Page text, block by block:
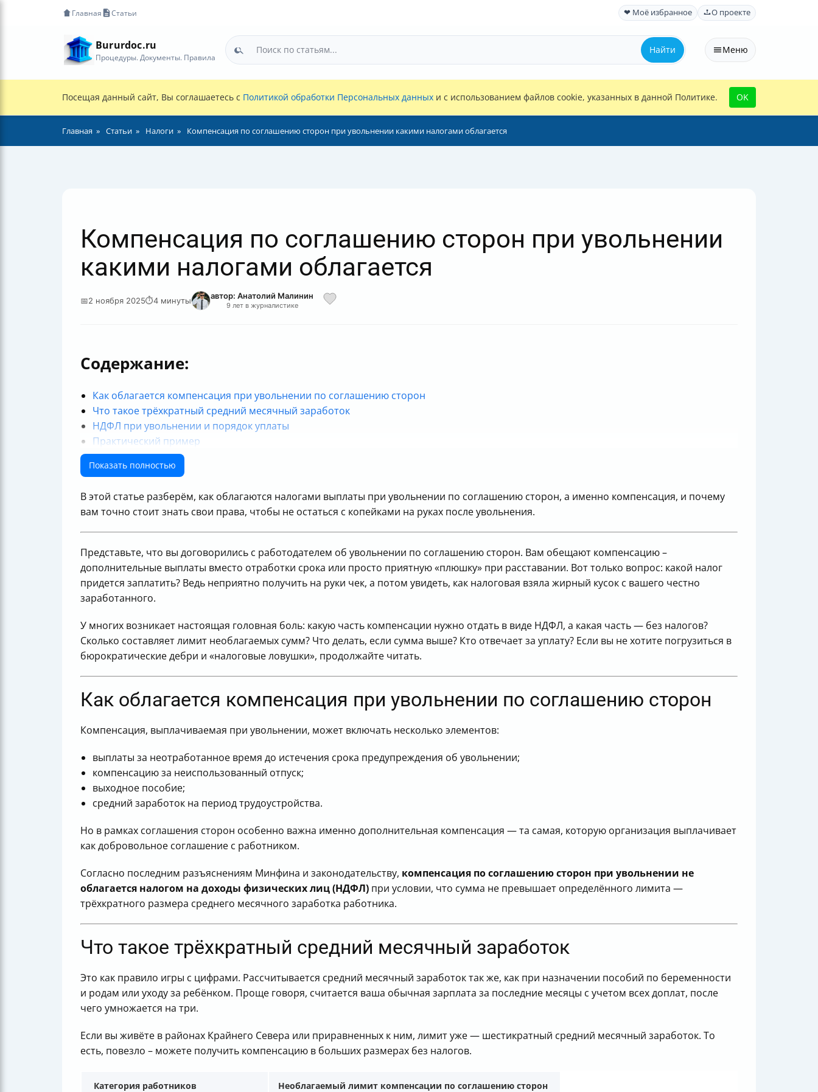
Главная Статьи ❤ Моё избранное О проекте
Bururdoc.ru
Процедуры. Документы. Правила
Найти Меню
Посещая данный сайт, Вы соглашаетесь с Политикой обработки Персональных данных и с использованием файлов cookie, указанных в данной Политике. OK
Главная Статьи Налоги Компенсация по соглашению сторон при увольнении какими налогами облагается
Компенсация по соглашению сторон при увольнении
какими налогами облагается
📅2 ноября 2025⏱4 минуты автор: Анатолий Малинин
9 лет в журналистике
Содержание:
Как облагается компенсация при увольнении по соглашению сторон
Что такое трёхкратный средний месячный заработок
НДФЛ при увольнении и порядок уплаты
Практический пример
Что делать, чтобы не попасть в ловушку
Почему это важно знать каждому работнику
Показать полностью
В этой статье разберём, как облагаются налогами выплаты при увольнении по соглашению сторон, а именно компенсация, и почему
вам точно стоит знать свои права, чтобы не остаться с копейками на руках после увольнения.
Представьте, что вы договорились с работодателем об увольнении по соглашению сторон. Вам обещают компенсацию –
дополнительные выплаты вместо отработки срока или просто приятную «плюшку» при расставании. Вот только вопрос: какой налог
придется заплатить? Ведь неприятно получить на руки чек, а потом увидеть, как налоговая взяла жирный кусок с вашего честно
заработанного.
У многих возникает настоящая головная боль: какую часть компенсации нужно отдать в виде НДФЛ, а какая часть — без налогов?
Сколько составляет лимит необлагаемых сумм? Что делать, если сумма выше? Кто отвечает за уплату? Если вы не хотите погрузиться в
бюрократические дебри и «налоговые ловушки», продолжайте читать.
Как облагается компенсация при увольнении по соглашению сторон
Компенсация, выплачиваемая при увольнении, может включать несколько элементов:
выплаты за неотработанное время до истечения срока предупреждения об увольнении;
компенсацию за неиспользованный отпуск;
выходное пособие;
средний заработок на период трудоустройства.
Но в рамках соглашения сторон особенно важна именно дополнительная компенсация — та самая, которую организация выплачивает
как добровольное соглашение с работником.
Согласно последним разъяснениям Минфина и законодательству, компенсация по соглашению сторон при увольнении не
облагается налогом на доходы физических лиц (НДФЛ) при условии, что сумма не превышает определённого лимита —
трёхкратного размера среднего месячного заработка работника.
Что такое трёхкратный средний месячный заработок
Это как правило игры с цифрами. Рассчитывается средний месячный заработок так же, как при назначении пособий по беременности
и родам или уходу за ребёнком. Проще говоря, считается ваша обычная зарплата за последние месяцы с учетом всех доплат, после
чего умножается на три.
Если вы живёте в районах Крайнего Севера или приравненных к ним, лимит уже — шестикратный средний месячный заработок. То
есть, повезло – можете получить компенсацию в больших размерах без налогов.
Категория работников Необлагаемый лимит компенсации по соглашению сторон